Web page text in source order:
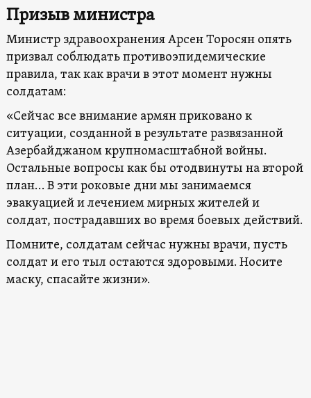
Призыв министра
Министр здравоохранения Арсен Торосян опять
призвал соблюдать противоэпидемические
правила, так как врачи в этот момент нужны
солдатам:
«Сейчас все внимание армян приковано к
ситуации, созданной в результате развязанной
Азербайджаном крупномасштабной войны.
Остальные вопросы как бы отодвинуты на второй
план… В эти роковые дни мы занимаемся
эвакуацией и лечением мирных жителей и
солдат, пострадавших во время боевых действий.
Помните, солдатам сейчас нужны врачи, пусть
солдат и его тыл остаются здоровыми. Носите
маску, спасайте жизни».